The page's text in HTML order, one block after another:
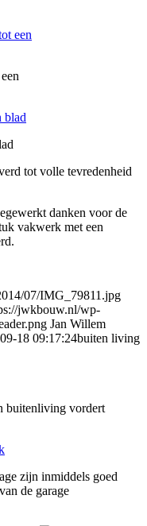
tot volle tevredenheid
danken voor de
vakwerk met een
07/IMG_79811.jpg
jwkbouw.nl/wp-
Jan Willem
18 09:17:24buiten living
buitenliving vordert
zijn inmiddels goed
de garage